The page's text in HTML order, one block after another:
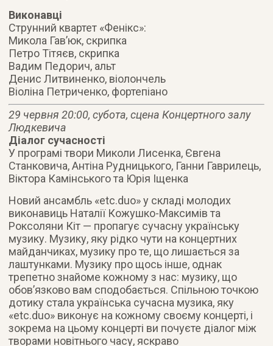
Виконавці
Струнний квартет «Фенікс»:
Микола Гав’юк, скрипка
Петро Тітяєв, скрипка
Вадим Педорич, альт
Денис Литвиненко, віолончель
Віоліна Петриченко, фортепіано
29 червня 20:00, субота, сцена Концертного залу
Людкевича
Діалог сучасності
У програмі твори Миколи Лисенка, Євгена
Станковича, Антіна Рудницького, Ганни Гаврилець,
Віктора Камінського та Юрія Іщенка
Новий ансамбль «etc.duo» у складі молодих
виконавиць Наталії Кожушко-Максимів та
Роксоляни Кіт — пропагує сучасну українську
музику. Музику, яку рідко чути на концертних
майданчиках, музику про те, що лишається за
лаштунками. Музику про щось інше, однак
трепетно знайоме кожному з нас: музику, що
обов’язково вам сподобається. Спільною точкою
дотику стала українська сучасна музика, яку
«etc.duo» виконує на кожному своєму концерті, і
зокрема на цьому концерті ви почуєте діалог між
творами новітнього часу, яскраво